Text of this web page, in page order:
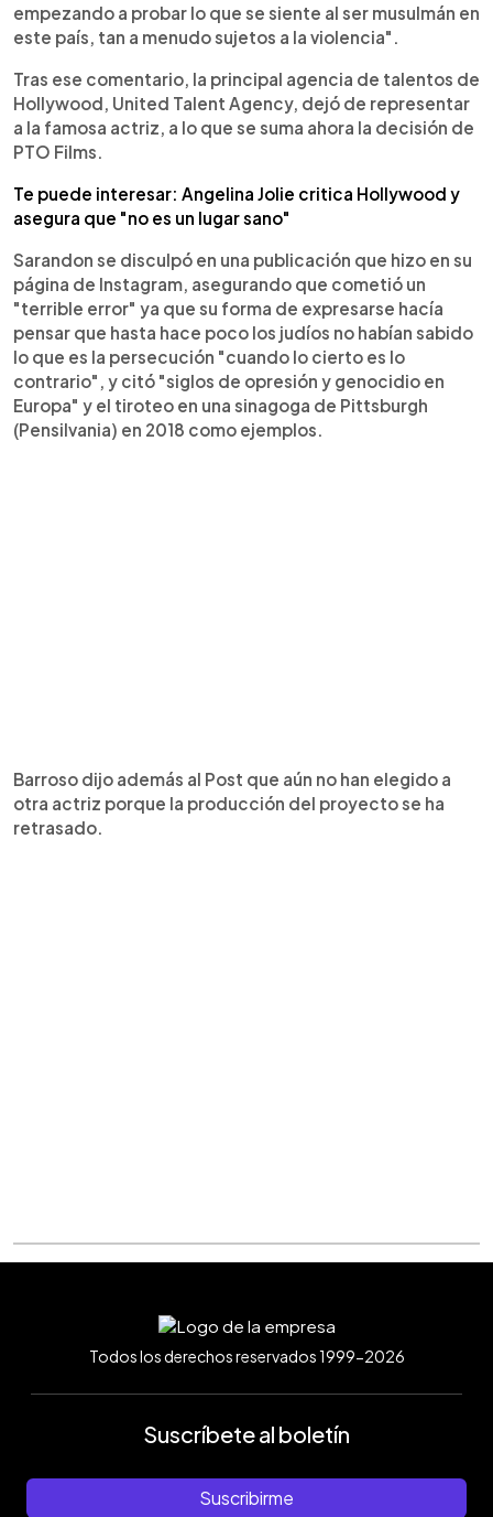
empezando a probar lo que se siente al ser musulmán en
este país, tan a menudo sujetos a la violencia".
Tras ese comentario, la principal agencia de talentos de
Hollywood, United Talent Agency, dejó de representar
a la famosa actriz, a lo que se suma ahora la decisión de
PTO Films.
Te puede interesar: Angelina Jolie critica Hollywood y
asegura que "no es un lugar sano"
Sarandon se disculpó en una publicación que hizo en su
página de Instagram, asegurando que cometió un
"terrible error" ya que su forma de expresarse hacía
pensar que hasta hace poco los judíos no habían sabido
lo que es la persecución "cuando lo cierto es lo
contrario", y citó "siglos de opresión y genocidio en
Europa" y el tiroteo en una sinagoga de Pittsburgh
(Pensilvania) en 2018 como ejemplos.
Barroso dijo además al Post que aún no han elegido a
otra actriz porque la producción del proyecto se ha
retrasado.
Todos los derechos reservados 1999-2026
Suscríbete al boletín
Suscribirme